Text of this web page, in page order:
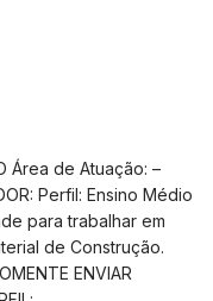
Área de Atuação: –
Perfil: Ensino Médio
para trabalhar em
de Construção.
ENVIAR